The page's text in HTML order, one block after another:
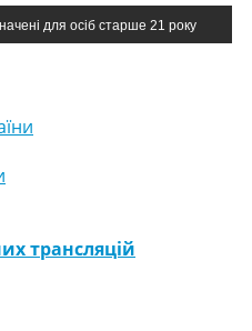
для осіб старше 21 року
трансляцій